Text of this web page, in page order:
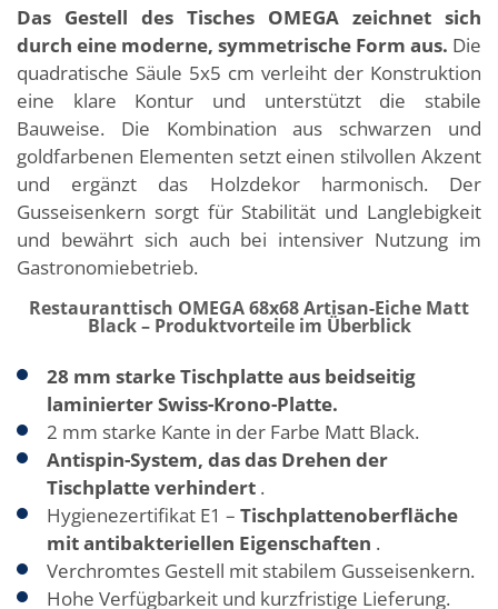
Das Gestell des Tisches OMEGA zeichnet sich
durch eine moderne, symmetrische Form aus. Die
quadratische Säule 5x5 cm verleiht der Konstruktion
eine klare Kontur und unterstützt die stabile
Bauweise. Die Kombination aus schwarzen und
goldfarbenen Elementen setzt einen stilvollen Akzent
und ergänzt das Holzdekor harmonisch. Der
Gusseisenkern sorgt für Stabilität und Langlebigkeit
und bewährt sich auch bei intensiver Nutzung im
Gastronomiebetrieb.
Restauranttisch OMEGA 68x68 Artisan-Eiche Matt
Black – Produktvorteile im Überblick
28 mm starke Tischplatte aus beidseitig
laminierter Swiss-Krono-Platte.
2 mm starke Kante in der Farbe Matt Black.
Antispin-System, das das Drehen der
Tischplatte verhindert .
Hygienezertifikat E1 – Tischplattenoberfläche
mit antibakteriellen Eigenschaften .
Verchromtes Gestell mit stabilem Gusseisenkern.
Hohe Verfügbarkeit und kurzfristige Lieferung.